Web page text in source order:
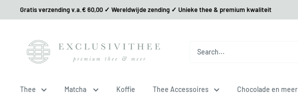
Gratis verzending v.a.€ 60,00 ✓ Wereldwijde zending ✓ Unieke thee & premium kwaliteit
Thee Matcha Koffie Thee Accessoires Chocolade en meer